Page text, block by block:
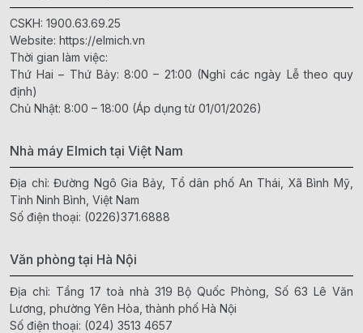
CSKH: 1900.63.69.25
Website: https://elmich.vn
Thời gian làm việc:
Thứ Hai – Thứ Bảy: 8:00 – 21:00 (Nghỉ các ngày Lễ theo quy
định)
Chủ Nhật: 8:00 – 18:00 (Áp dụng từ 01/01/2026)
Nhà máy Elmich tại Việt Nam
Địa chỉ: Đường Ngô Gia Bảy, Tổ dân phố An Thái, Xã Bình Mỹ,
Tỉnh Ninh Bình, Việt Nam
Số điện thoại: (0226)371.6888
Văn phòng tại Hà Nội
Địa chỉ: Tầng 17 toà nhà 319 Bộ Quốc Phòng, Số 63 Lê Văn
Lương, phường Yên Hòa, thành phố Hà Nội
Số điện thoại: (024) 3513 4657